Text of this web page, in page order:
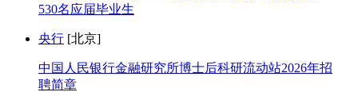
530名应届毕业生
央行 [北京]
中国人民银行金融研究所博士后科研流动站2026年招
聘简章